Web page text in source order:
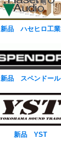
新品 ハセヒロ工業
新品 スペンドール
新品 YST